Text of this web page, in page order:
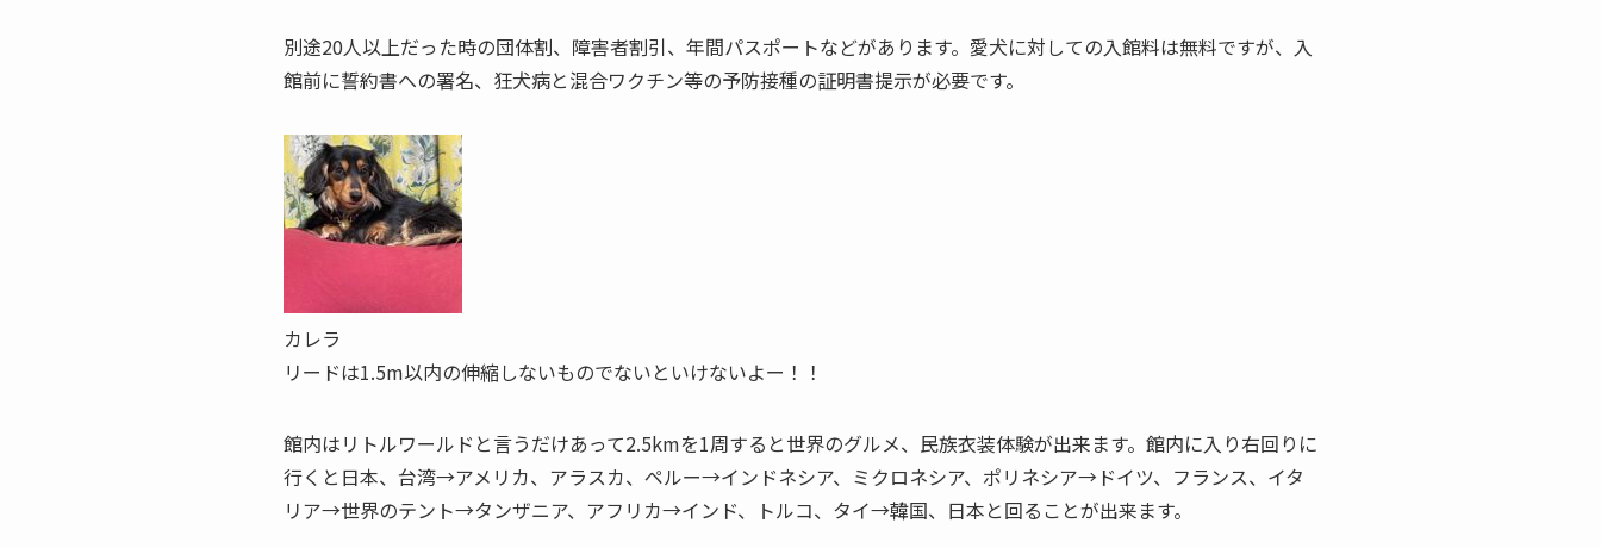
別途20人以上だった時の団体割、障害者割引、年間パスポートなどがあります。 愛犬に対しての入館料は無料ですが、入
館前に誓約書への署名、狂犬病と混合ワクチン等の予防接種の証明書提示が必要です。
カレラ
リードは1.5m以内の伸縮しないものでないといけないよー！！
館内はリトルワールドと言うだけあって2.5kmを1周すると世界のグルメ、民族衣装体験が出来ます。館内に入り右回りに
行くと日本、台湾→アメリカ、アラスカ、ペルー→インドネシア、ミクロネシア、ポリネシア→ドイツ、フランス、イタ
リア→世界のテント→タンザニア、アフリカ→インド、トルコ、タイ→韓国、日本と回ることが出来ます。